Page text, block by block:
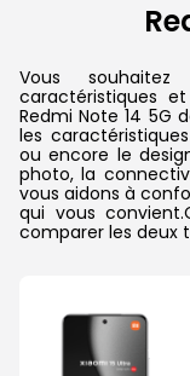
Vous
caractéristiques
Redmi Note 14 5G
les
ou encore le
photo, la
vous aidons à
qui vous
comparer les deux